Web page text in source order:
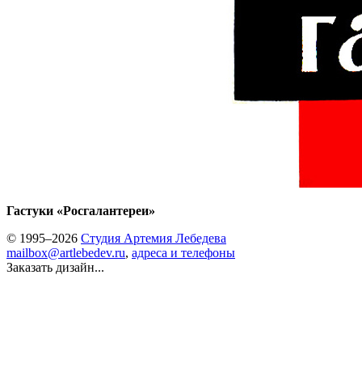
Гастуки «Росгалантереи»
© 1995–2026 Студия Артемия Лебедева
mailbox@artlebedev.ru, адреса и телефоны
Заказать дизайн...